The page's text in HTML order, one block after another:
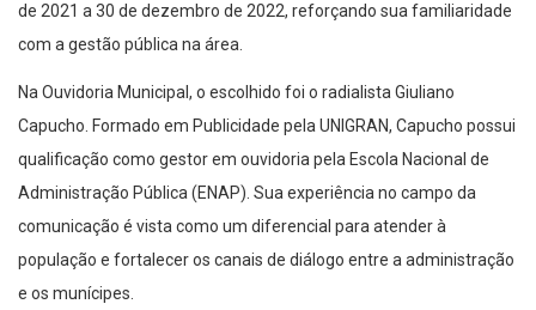
de 2021 a 30 de dezembro de 2022, reforçando sua familiaridade
com a gestão pública na área.
Na Ouvidoria Municipal, o escolhido foi o radialista Giuliano
Capucho. Formado em Publicidade pela UNIGRAN, Capucho possui
qualificação como gestor em ouvidoria pela Escola Nacional de
Administração Pública (ENAP). Sua experiência no campo da
comunicação é vista como um diferencial para atender à
população e fortalecer os canais de diálogo entre a administração
e os munícipes.